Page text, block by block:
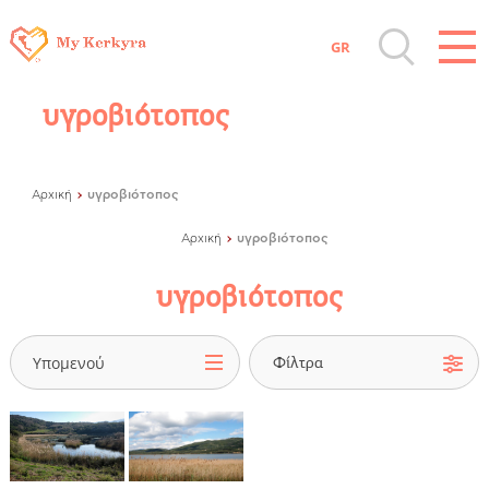
Διαμονή, Digital Nomads, Τουριστικά
Γραφεία
Αμάξια, Σκάφη, Ταχι, Μεταφορές
Events
GR
υγροβιότοπος
Αρχική υγροβιότοπος
Αρχική υγροβιότοπος
υγροβιότοπος
Υπομενού